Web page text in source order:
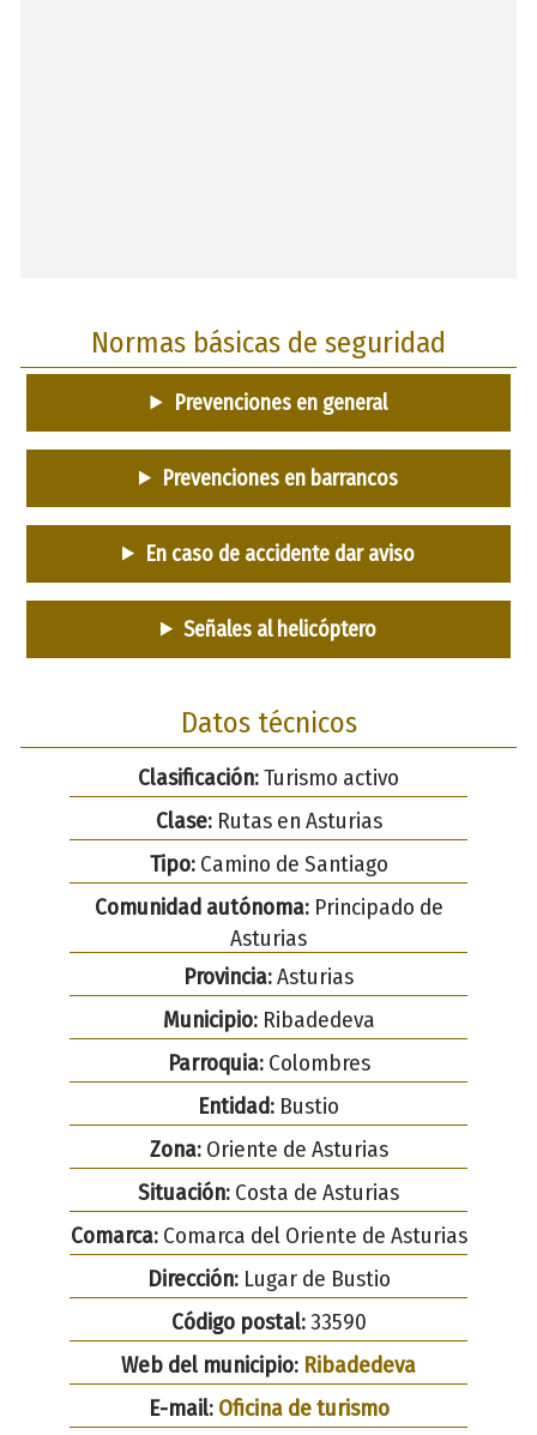
Normas básicas de seguridad
Prevenciones en general
Prevenciones en barrancos
En caso de accidente dar aviso
Señales al helicóptero
Datos técnicos
Clasificación:Turismo activo
Clase:Rutas en Asturias
Tipo:Camino de Santiago
Comunidad autónoma:Principado de
Asturias
Provincia:Asturias
Municipio:Ribadedeva
Parroquia:Colombres
Entidad: Bustio
Zona:Oriente de Asturias
Situación: Costa de Asturias
Comarca:Comarca del Oriente de Asturias
Dirección:Lugar de Bustio
Código postal:33590
Web del municipio: Ribadedeva
E-mail: Oficina de turismo